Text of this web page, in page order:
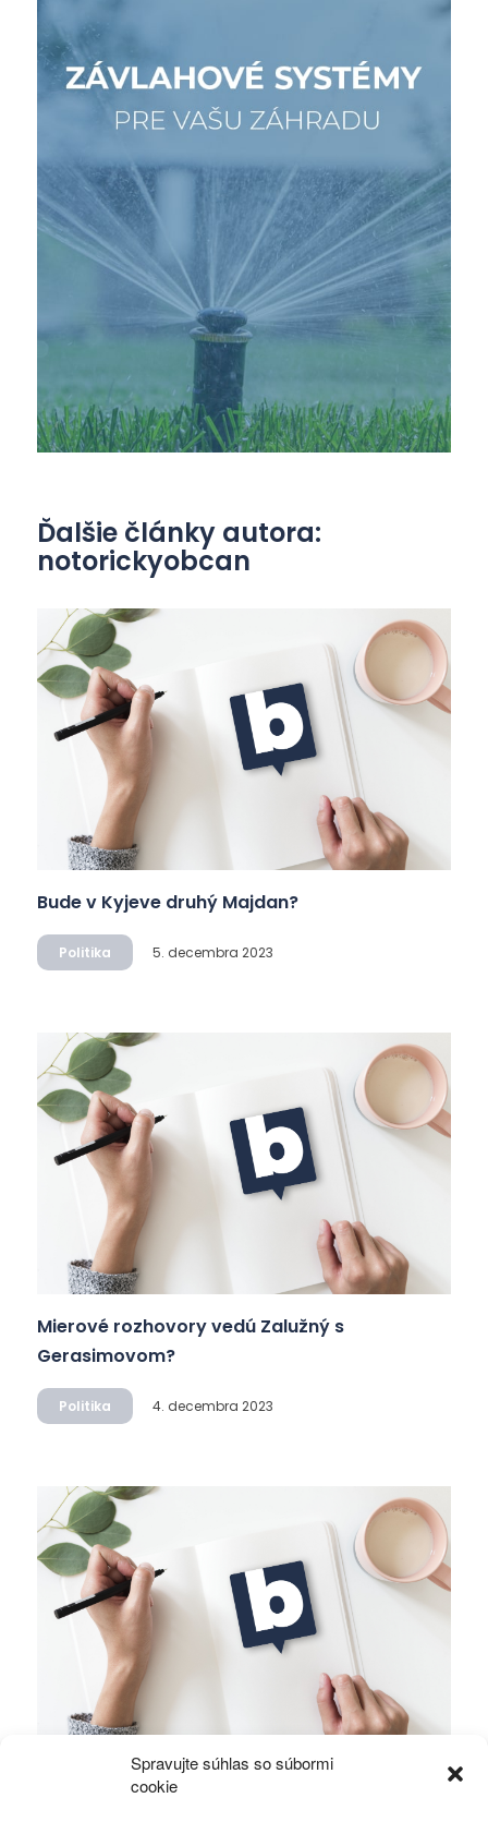
Spravujte súhlas so súbormi
cookie
Ďalšie články autora:
notorickyobcan
Bude v Kyjeve druhý Majdan?
Politika 5. decembra 2023
Mierové rozhovory vedú Zalužný s
Gerasimovom?
Politika 4. decembra 2023
Ficova vláda a médiá…